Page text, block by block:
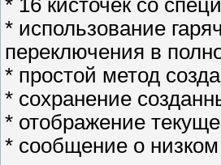
* 16 кисточек со
* использование
переключения в
* простой метод
* сохранение
* отображение
* сообщение о